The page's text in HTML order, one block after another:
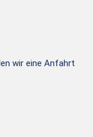
wir eine Anfahrt